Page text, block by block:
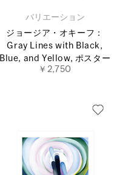
バリエーション
ジョージア・オキーフ：
Gray Lines with Black,
Blue, and Yellow, ポスター
￥2,750